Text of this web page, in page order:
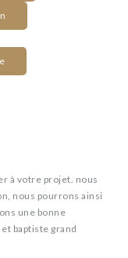
à votre projet. nous
nous pourrons ainsi
une bonne
baptiste grand